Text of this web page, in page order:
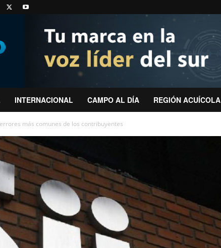
INTERNACIONAL CAMPO AL DÍA REGIÓN ACUÍCOLA
más comunes de los contribuyentes